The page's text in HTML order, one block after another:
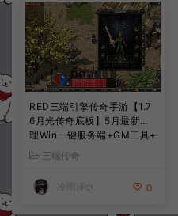
RED三端引擎传奇手游【1.7
6月光传奇底板】5月最新整
理Win一键服务端+GM工具+
PC安卓苹果+详细搭建教程
三端传奇
冷雨泽ღ 0